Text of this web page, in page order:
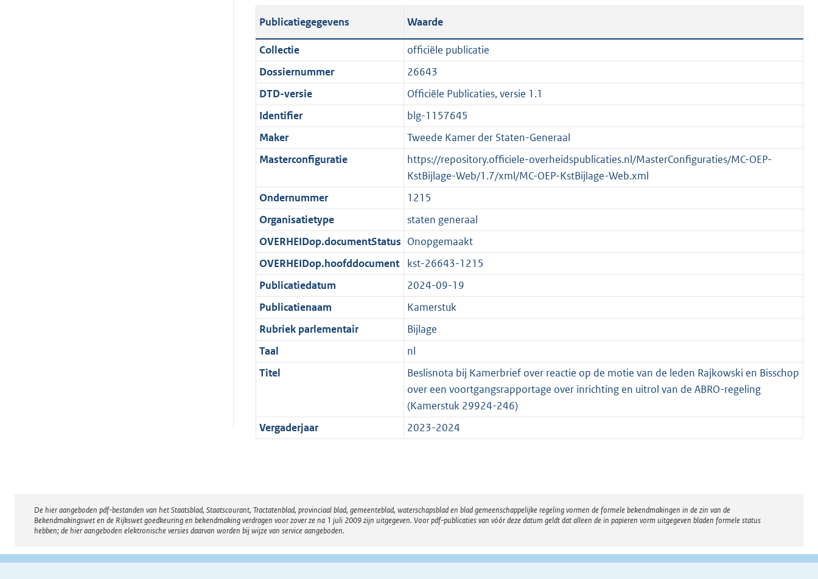
l
i
c
a
t
i
e
i
n
o
r
m
a
a
t
o
t
t
e
:
1
4
K
t
n
r
e
K
b
s
a
g
t
K
Publicatiegegevens Waarde
Collectie
officiële publicatie
Dossiernummer
26643
DTD-versie
Officiële Publicaties, versie 1.1
Identifier
blg-1157645
Maker
Tweede Kamer der Staten-Generaal
Masterconfiguratie
https://repository.officiele-overheidspublicaties.nl/MasterConfiguraties/MC-OEP-
KstBijlage-Web/1.7/xml/MC-OEP-KstBijlage-Web.xml
Ondernummer
1215
Organisatietype
staten generaal
OVERHEIDop.documentStatus Onopgemaakt
OVERHEIDop.hoofddocument
kst-26643-1215
Publicatiedatum
2024-09-19
Publicatienaam
Kamerstuk
Rubriek parlementair
Bijlage
Taal
nl
Titel
Beslisnota bij Kamerbrief over reactie op de motie van de leden Rajkowski en Bisschop
over een voortgangsrapportage over inrichting en uitrol van de ABRO-regeling
(Kamerstuk 29924-246)
Vergaderjaar
2023-2024
Disclaimer
De hier aangeboden pdf-bestanden van het Staatsblad, Staatscourant, Tractatenblad, provinciaal blad, gemeenteblad, waterschapsblad en blad gemeenschappelijke regeling vormen de formele bekendmakingen in de zin van de
Bekendmakingswet en de Rijkswet goedkeuring en bekendmaking verdragen voor zover ze na 1 juli 2009 zijn uitgegeven. Voor pdf-publicaties van vóór deze datum geldt dat alleen de in papieren vorm uitgegeven bladen formele status
hebben; de hier aangeboden elektronische versies daarvan worden bij wijze van service aangeboden.